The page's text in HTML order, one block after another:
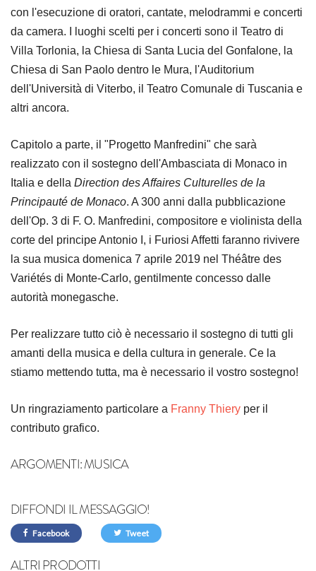
con l'esecuzione di oratori, cantate, melodrammi e concerti
da camera. I luoghi scelti per i concerti sono il Teatro di
Villa Torlonia, la Chiesa di Santa Lucia del Gonfalone, la
Chiesa di San Paolo dentro le Mura, l'Auditorium
dell'Università di Viterbo, il Teatro Comunale di Tuscania e
altri ancora.
Capitolo a parte, il "Progetto Manfredini" che sarà
realizzato con il sostegno dell'Ambasciata di Monaco in
Italia e della Direction des Affaires Culturelles de la
Principauté de Monaco. A 300 anni dalla pubblicazione
dell'Op. 3 di F. O. Manfredini, compositore e violinista della
corte del principe Antonio I, i Furiosi Affetti faranno rivivere
la sua musica domenica 7 aprile 2019 nel Théâtre des
Variétés di Monte-Carlo, gentilmente concesso dalle
autorità monegasche.
Per realizzare tutto ciò è necessario il sostegno di tutti gli
amanti della musica e della cultura in generale. Ce la
stiamo mettendo tutta, ma è necessario il vostro sostegno!
Un ringraziamento particolare a Franny Thiery per il
contributo grafico.
ARGOMENTI:MUSICA
DIFFONDI IL MESSAGGIO!
Facebook Tweet
ALTRI PRODOTTI